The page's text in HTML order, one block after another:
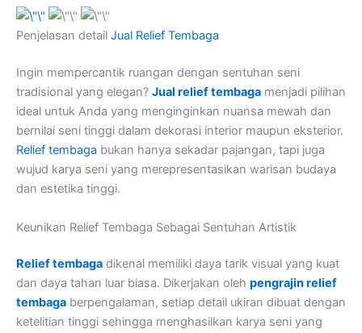
Penjelasan detail Jual Relief Tembaga
Ingin mempercantik ruangan dengan sentuhan seni
tradisional yang elegan? Jual relief tembaga menjadi pilihan
ideal untuk Anda yang menginginkan nuansa mewah dan
bernilai seni tinggi dalam dekorasi interior maupun eksterior.
Relief tembaga bukan hanya sekadar pajangan, tapi juga
wujud karya seni yang merepresentasikan warisan budaya
dan estetika tinggi.
Keunikan Relief Tembaga Sebagai Sentuhan Artistik
Relief tembaga dikenal memiliki daya tarik visual yang kuat
dan daya tahan luar biasa. Dikerjakan oleh pengrajin relief
tembaga berpengalaman, setiap detail ukiran dibuat dengan
ketelitian tinggi sehingga menghasilkan karya seni yang